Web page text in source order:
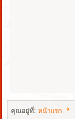
คุณอยู่ที่:หน้าแรก